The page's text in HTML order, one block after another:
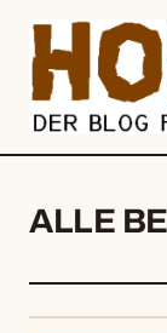
springen
ALLE